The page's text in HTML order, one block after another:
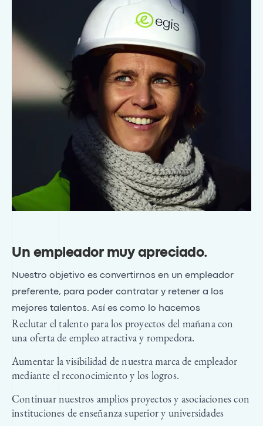
Un empleador muy apreciado.
Nuestro objetivo es convertirnos en un empleador
preferente, para poder contratar y retener a los
mejores talentos. Así es como lo hacemos
Reclutar el talento para los proyectos del mañana con
una oferta de empleo atractiva y rompedora.
Aumentar la visibilidad de nuestra marca de empleador
mediante el reconocimiento y los logros.
Continuar nuestros amplios proyectos y asociaciones con
instituciones de enseñanza superior y universidades